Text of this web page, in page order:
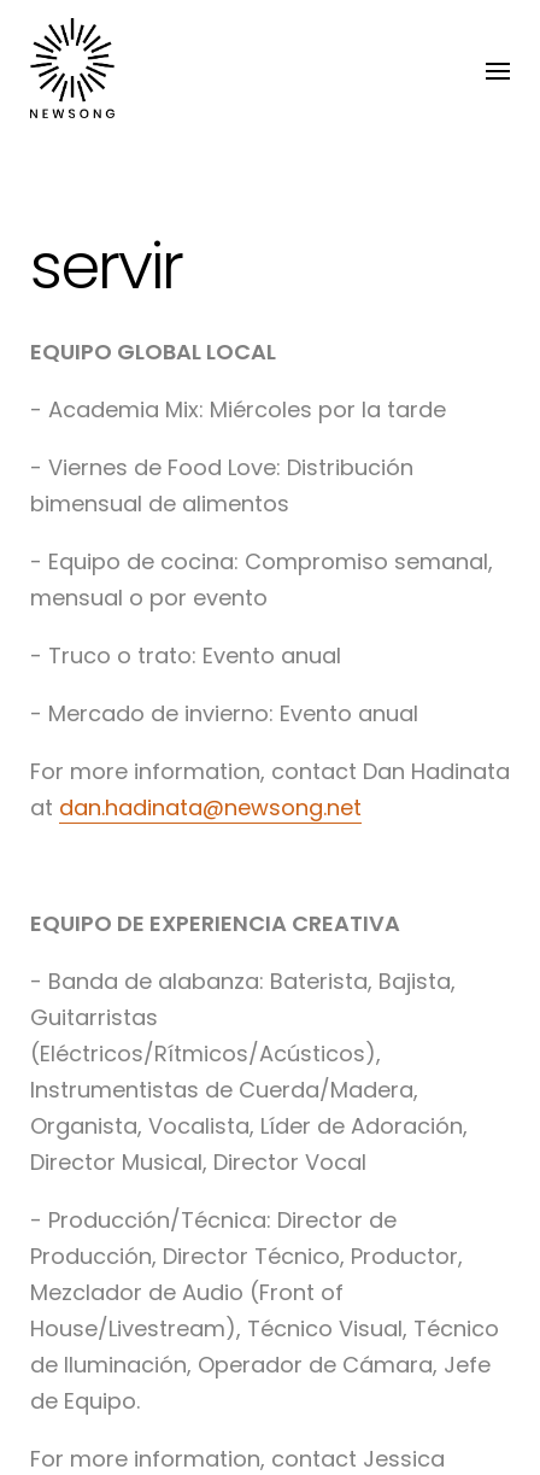
servir
EQUIPO GLOBAL LOCAL
- Academia Mix: Miércoles por la tarde
- Viernes de Food Love: Distribución
bimensual de alimentos
- Equipo de cocina: Compromiso semanal,
mensual o por evento
- Truco o trato: Evento anual
- Mercado de invierno: Evento anual
For more information, contact Dan Hadinata
at dan.hadinata@newsong.net
EQUIPO DE EXPERIENCIA CREATIVA
- Banda de alabanza: Baterista, Bajista,
Guitarristas
(Eléctricos/Rítmicos/Acústicos),
Instrumentistas de Cuerda/Madera,
Organista, Vocalista, Líder de Adoración,
Director Musical, Director Vocal
- Producción/Técnica: Director de
Producción, Director Técnico, Productor,
Mezclador de Audio (Front of
House/Livestream), Técnico Visual, Técnico
de Iluminación, Operador de Cámara, Jefe
de Equipo.
For more information, contact Jessica